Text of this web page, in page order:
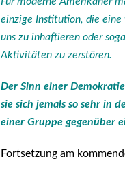
ein­zi­ge Insti­tu­ti­on, die
uns zu inhaf­tie­ren oder
Akti­vi­tä­ten zu zer­stö­ren.
Der Sinn einer
sie sich jemals so sehr in
einer Grup­pe gegen­über
Fort­set­zung am